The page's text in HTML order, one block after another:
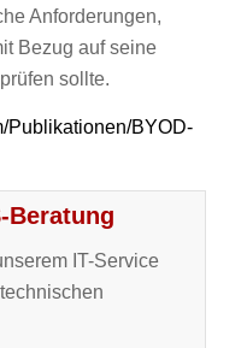
Anforderungen,
Bezug auf seine
sollte.
Publikationen/BYOD-
Beratung
IT-Service